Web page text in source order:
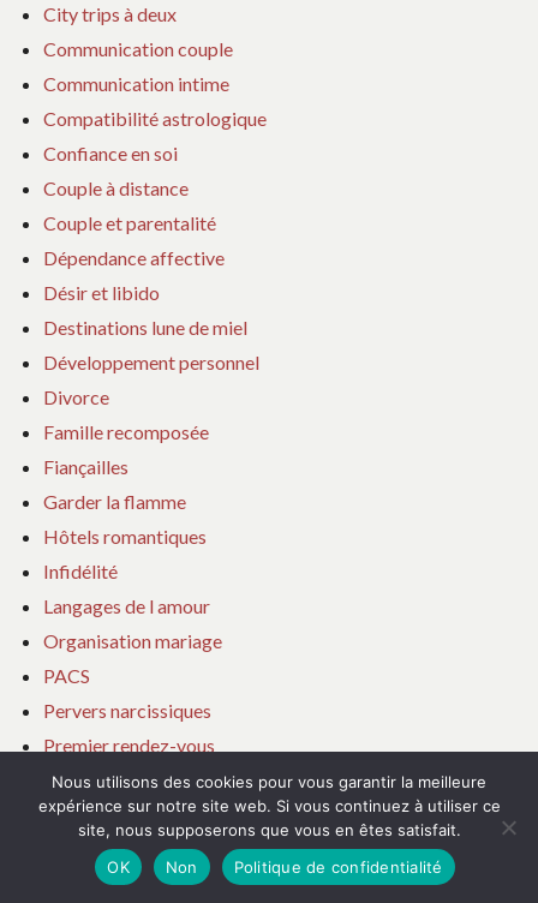
City trips à deux
Communication couple
Communication intime
Compatibilité astrologique
Confiance en soi
Couple à distance
Couple et parentalité
Dépendance affective
Désir et libido
Destinations lune de miel
Développement personnel
Divorce
Famille recomposée
Fiançailles
Garder la flamme
Hôtels romantiques
Infidélité
Langages de l amour
Organisation mariage
PACS
Pervers narcissiques
Premier rendez-vous
Reconquête
Relations toxiques
Rencontres en ligne
Rencontres internationales
Nous utilisons des cookies pour vous garantir la meilleure
expérience sur notre site web. Si vous continuez à utiliser ce
site, nous supposerons que vous en êtes satisfait.
OK
Non Politique de confidentialité